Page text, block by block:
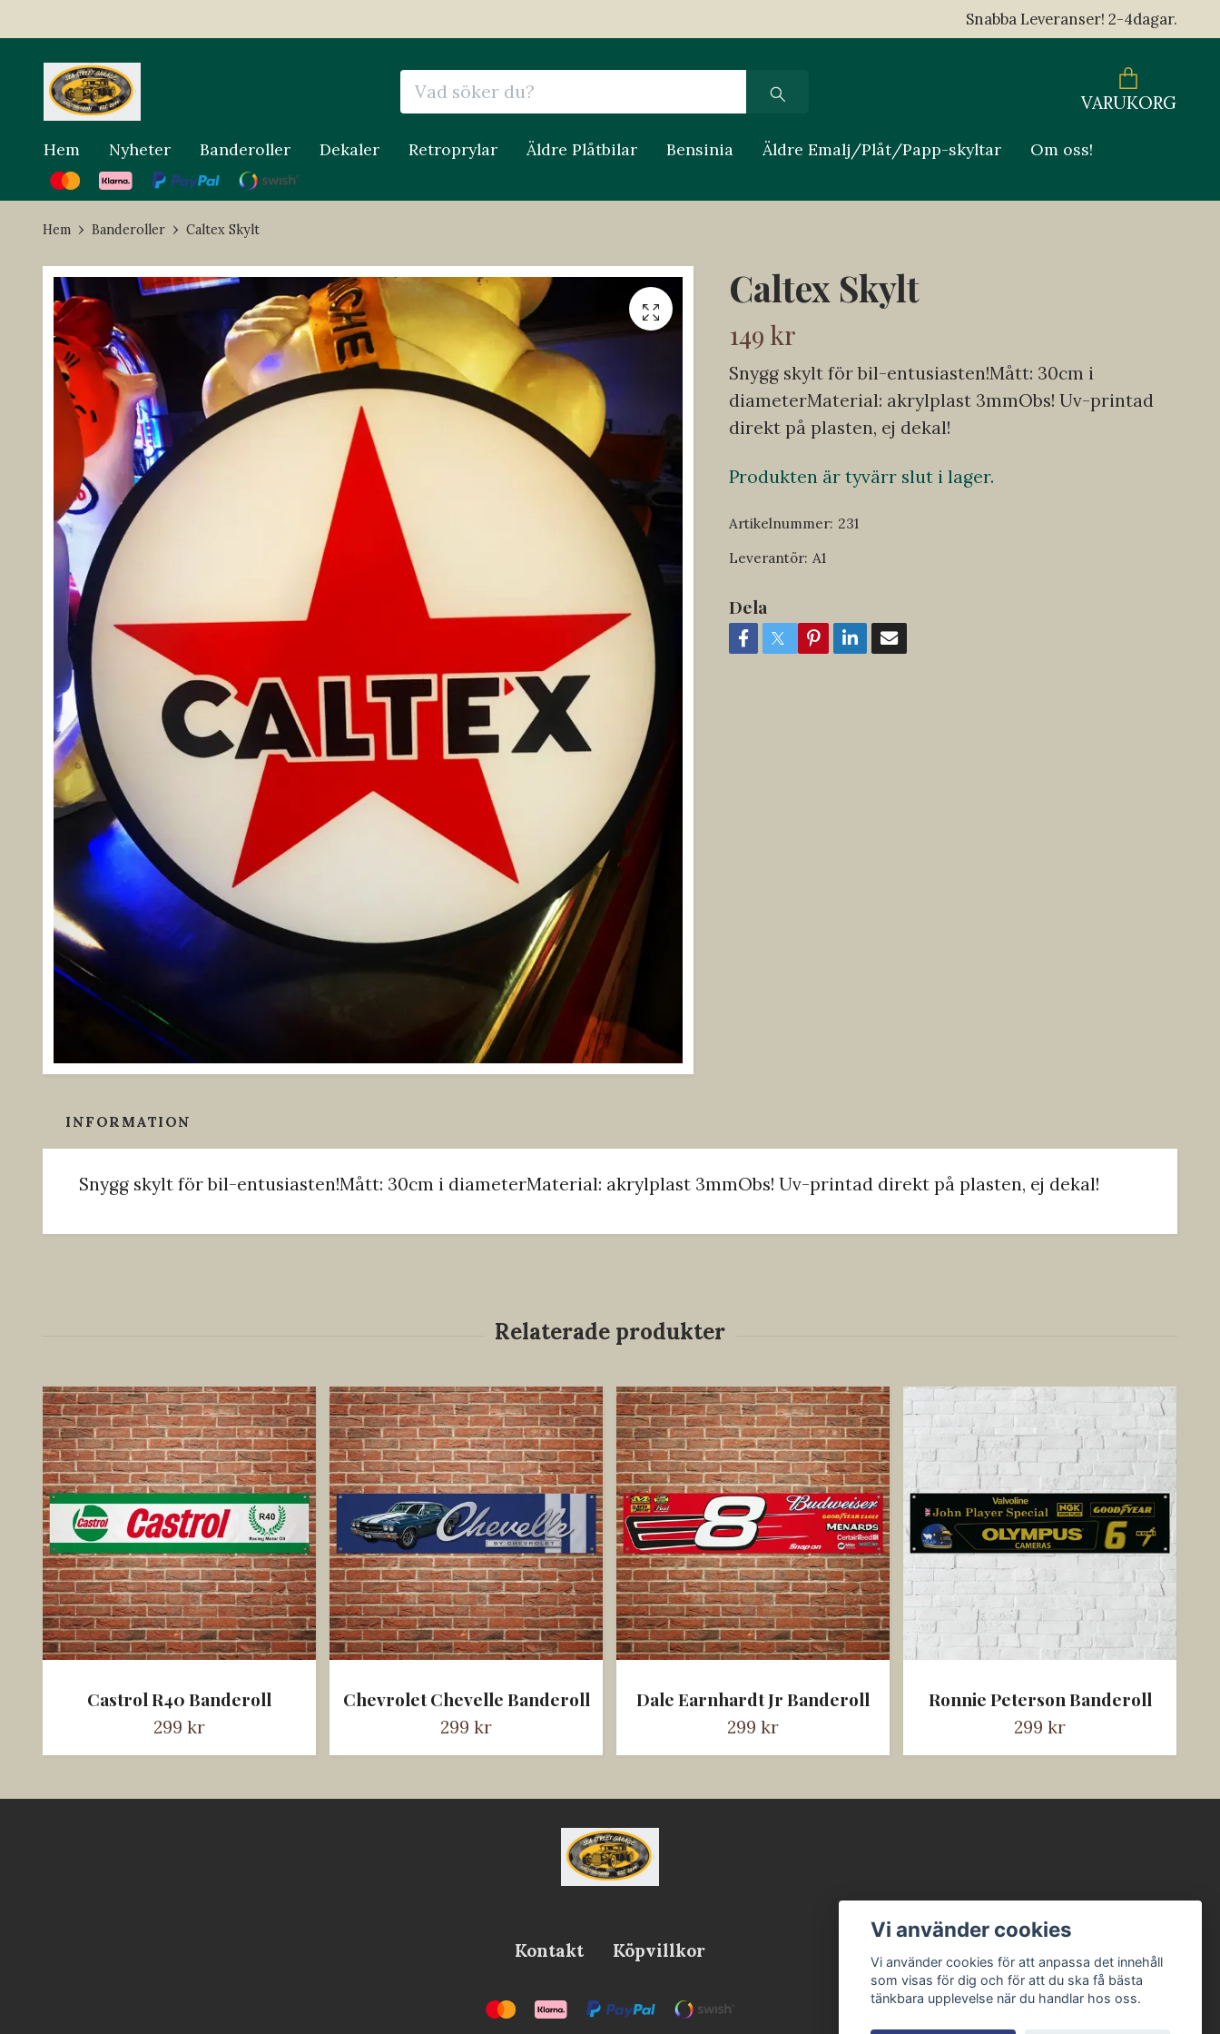
Snabba Leveranser! 2-4dagar.
VARUKORG
Hem Nyheter Banderoller Dekaler Retroprylar Äldre Plåtbilar Bensinia Äldre Emalj/Plåt/Papp-skyltar Om oss!
Hem Banderoller Caltex Skylt
Caltex Skylt
149 kr
Snygg skylt för bil-entusiasten!Mått: 30cm i
diameterMaterial: akrylplast 3mmObs! Uv-printad
direkt på plasten, ej dekal!
Produkten är tyvärr slut i lager.
Artikelnummer: 231
Leverantör: A1
Dela
INFORMATION
Snygg skylt för bil-entusiasten!Mått: 30cm i diameterMaterial: akrylplast 3mmObs! Uv-printad direkt på plasten, ej dekal!
Castrol R40 Banderoll
299 kr
Chevrolet Chevelle Banderoll
299 kr
Dale Earnhardt Jr Banderoll
299 kr
Ronnie Peterson Banderoll
299 kr
Kontakt Köpvillkor
Vi använder cookies
Vi använder cookies för att anpassa det innehåll
som visas för dig och för att du ska få bästa
tänkbara upplevelse när du handlar hos oss.